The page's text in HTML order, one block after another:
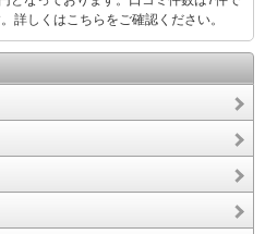
詳しくはこちらをご確認ください。